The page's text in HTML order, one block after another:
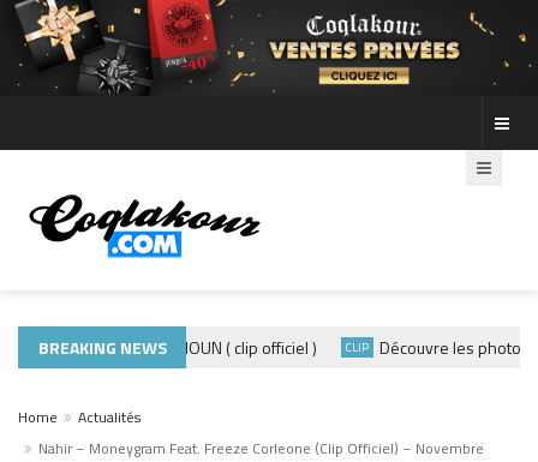
BREAKING NEWS
ADE440 – GRAMOUN ( clip officiel ) CLIP Découvre les photos de la
Home
Actualités
Nahir – Moneygram Feat. Freeze Corleone (Clip Officiel) – Novembre